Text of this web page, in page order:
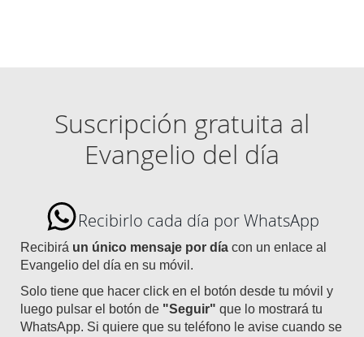
Suscripción gratuita al
Evangelio del día
Recibirlo cada día por WhatsApp
Recibirá un único mensaje por día con un enlace al
Evangelio del día en su móvil.
Solo tiene que hacer click en el botón desde tu móvil y
luego pulsar el botón de "Seguir" que lo mostrará tu
WhatsApp. Si quiere que su teléfono le avise cuando se